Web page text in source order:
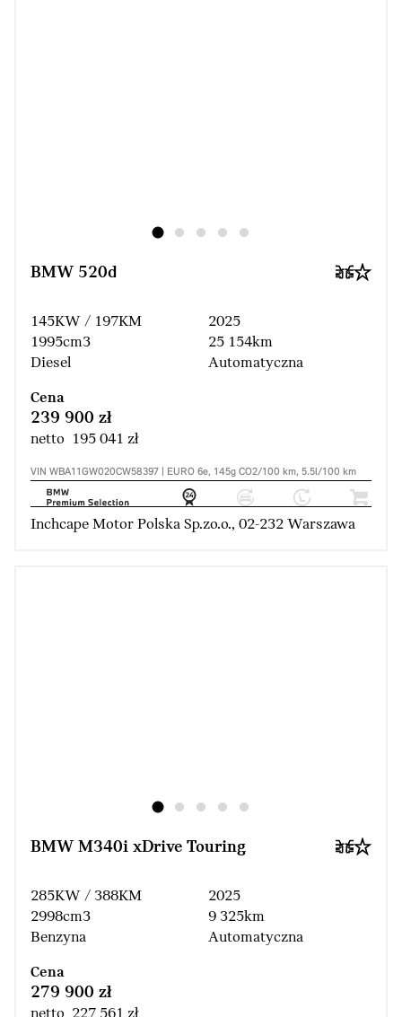
BMW 520d
145KW / 197KM
1995cm3
Diesel
2025
25 154km
Automatyczna
Cena
239 900 zł
netto 195 041 zł
VIN WBA11GW020CW58397 | EURO 6e, 145g CO2/100 km, 5.5l/100 km
Inchcape Motor Polska Sp.zo.o., 02-232 Warszawa
BMW M340i xDrive Touring
285KW / 388KM
2998cm3
Benzyna
2025
9 325km
Automatyczna
Cena
279 900 zł